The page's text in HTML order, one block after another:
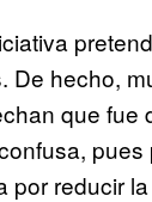
De hecho,
que fue
pues
por reducir